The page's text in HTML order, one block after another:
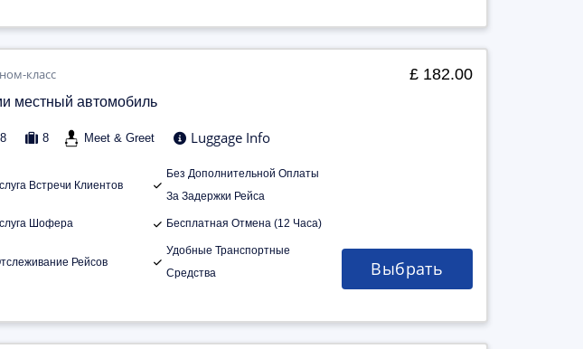
класс
местный автомобиль
8 8 Meet & Greet Luggage Info
Встречи Клиентов
Без Дополнительной Оплаты
За Задержки Рейса
Шофера Бесплатная Отмена (12 Часа)
Рейсов
Удобные Транспортные
Средства
£ 182.00
Выбрать